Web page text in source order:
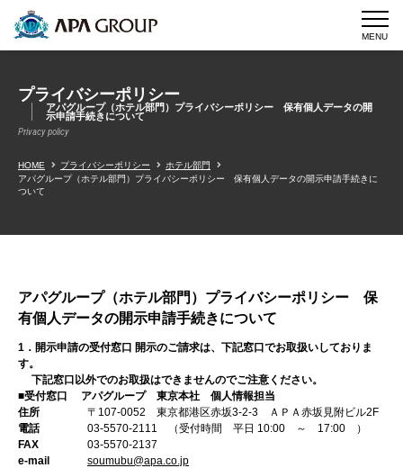
MENU
プライバシーポリシー
アパグループ（ホテル部門）プライバシーポリシー 保有個人データの開
示申請手続きについて
Privacy policy
HOME プライバシーポリシー
ホテル部門
アパグループ（ホテル部門）プライバシーポリシー 保有個人データの開示申請手続きに
ついて
アパグループ（ホテル部門）プライバシーポリシー 保
有個人データの開示申請手続きについて
1．開示申請の受付窓口 開示のご請求は、下記窓口でお取扱いしておりま
す。
下記窓口以外でのお取扱はできませんのでご注意ください。
■受付窓口 アパグループ 東京本社 個人情報担当
住所
〒107-0052 東京都港区赤坂3-2-3 ＡＰＡ赤坂見附ビル2F
電話
03-5570-2111 （受付時間 平日 10:00 ～ 17:00 ）
FAX
03-5570-2137
e-mail
soumubu@apa.co.jp